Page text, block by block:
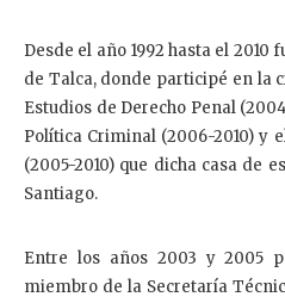
Desde el año 1992 hasta el
de Talca, donde participé en la
Estudios de Derecho Penal
Política Criminal (2006-2010) y
(2005-2010) que dicha casa de
Santiago.
Entre los años 2003 y 2005
miembro de la Secretaría